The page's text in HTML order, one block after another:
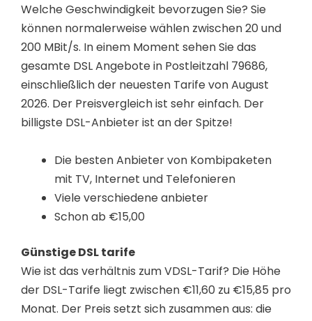
Welche Geschwindigkeit bevorzugen Sie? Sie
können normalerweise wählen zwischen 20 und
200 MBit/s. In einem Moment sehen Sie das
gesamte DSL Angebote in Postleitzahl 79686,
einschließlich der neuesten Tarife von August
2026. Der Preisvergleich ist sehr einfach. Der
billigste DSL-Anbieter ist an der Spitze!
Die besten Anbieter von Kombipaketen
mit TV, Internet und Telefonieren
Viele verschiedene anbieter
Schon ab €15,00
Günstige DSL tarife
Wie ist das verhältnis zum VDSL-Tarif? Die Höhe
der DSL-Tarife liegt zwischen €11,60 zu €15,85 pro
Monat. Der Preis setzt sich zusammen aus: die